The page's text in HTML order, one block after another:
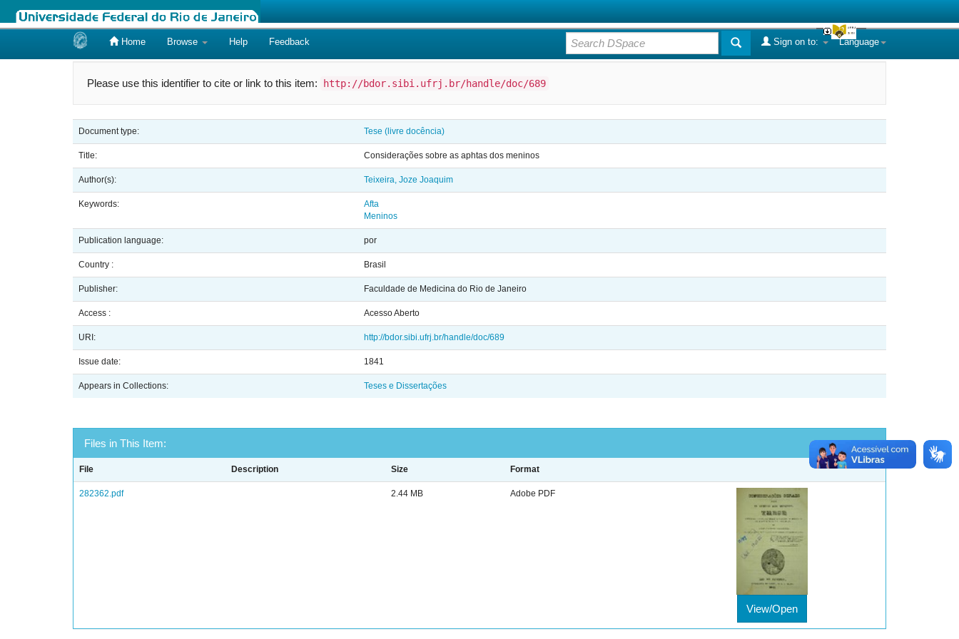
Home Browse Help Feedback Language
Sign on to:
Please use this identifier to cite or link to this item: http://bdor.sibi.ufrj.br/handle/doc/689
Document type: Tese (livre docência)
Title: Considerações sobre as aphtas dos meninos
Author(s): Teixeira, Joze Joaquim
Keywords:
Afta
Meninos
Publication language: por
Country : Brasil
Publisher: Faculdade de Medicina do Rio de Janeiro
Access : Acesso Aberto
URI: http://bdor.sibi.ufrj.br/handle/doc/689
Issue date: 1841
Appears in Collections: Teses e Dissertações
Files in This Item:
File Description Size Format
282362.pdf 2.44 MB Adobe PDF
View/Open